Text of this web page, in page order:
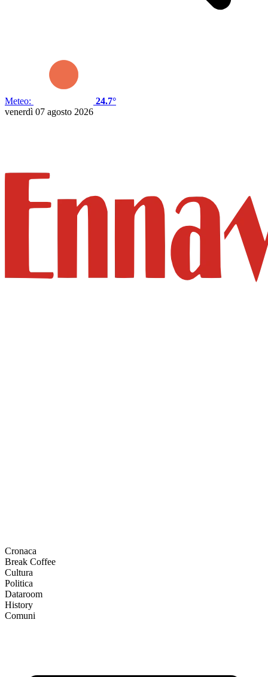
Meteo:
24.7°
venerdì 07 agosto 2026
Cronaca
Break Coffee
Cultura
Politica
Dataroom
History
Comuni